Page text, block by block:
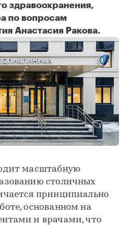
здравоохранения,
по вопросам
Анастасия Ракова.
масштабную
столичных
принципиально
основанном на
и врачами, что